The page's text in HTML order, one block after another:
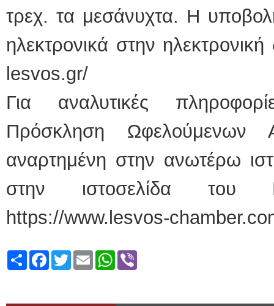
τρεχ. τα μεσάνυχτα. Η
ηλεκτρονικά στην
lesvos.gr/
Για αναλυτικές
Πρόσκληση Ωφελούμενων
αναρτημένη στην ανωτέρω
στην ιστοσελίδα του
https://www.lesvos-
ShareFacebook
TwitterEmailWhatsApp